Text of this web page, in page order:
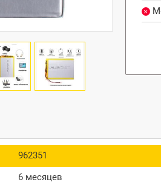
962351
6 месяцев